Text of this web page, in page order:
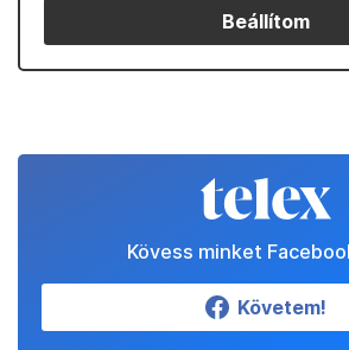
Beállítom
Kövess minket
Követem!